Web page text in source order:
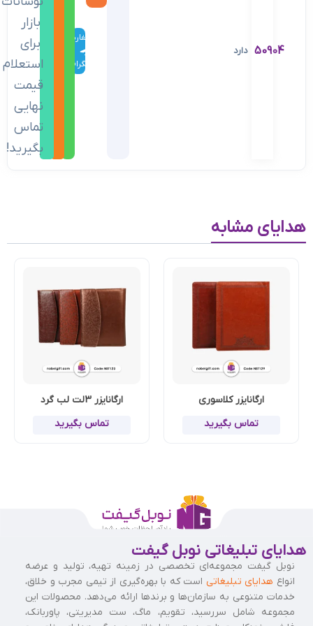
50904 دارد
سفارش
در
تلگرام
بازار
برای
استعلام
قیمت
نهایی
تماس
بگیرید!
هدایای مشابه
ارگانایزر کلاسوری
تماس بگیرید
ارگانایزر 3لت لب گرد
تماس بگیرید
هدایای تبلیغاتی نوبل گیفت
نوبل گیفت مجموعه‌ای تخصصی در زمینه تهیه، تولید و عرضه
انواع هدایای تبلیغاتی است که با بهره‌گیری از تیمی مجرب و خلاق،
خدمات متنوعی به سازمان‌ها و برندها ارائه می‌دهد. محصولات این
مجموعه شامل سررسید، تقویم، ماگ، ست مدیریتی، پاوربانک،